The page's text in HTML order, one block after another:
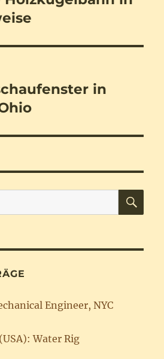
in
Engineer, NYC
Water Rig